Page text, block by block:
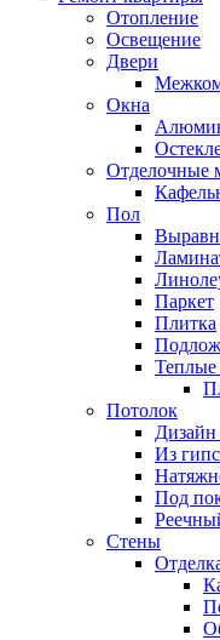
Отопление
Освещение
Двери
Окна
Отделочные
Пол
Паркет
Плитка
Потолок
Дизайн
Из
Под
Стены